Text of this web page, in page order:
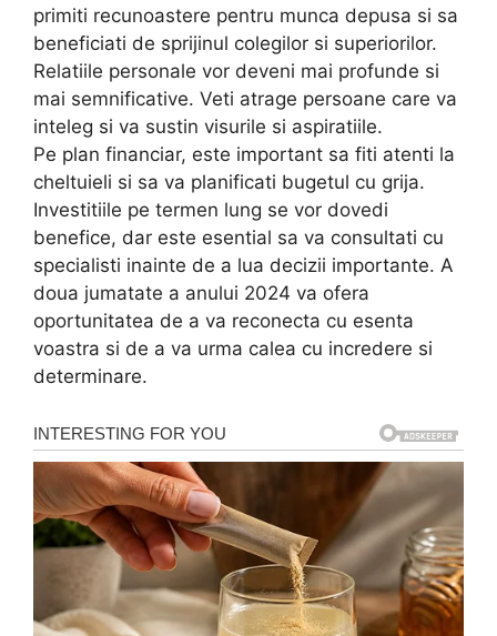
primiti recunoastere pentru munca depusa si sa
beneficiati de sprijinul colegilor si superiorilor.
Relatiile personale vor deveni mai profunde si
mai semnificative. Veti atrage persoane care va
inteleg si va sustin visurile si aspiratiile.
Pe plan financiar, este important sa fiti atenti la
cheltuieli si sa va planificati bugetul cu grija.
Investitiile pe termen lung se vor dovedi
benefice, dar este esential sa va consultati cu
specialisti inainte de a lua decizii importante. A
doua jumatate a anului 2024 va ofera
oportunitatea de a va reconecta cu esenta
voastra si de a va urma calea cu incredere si
determinare.